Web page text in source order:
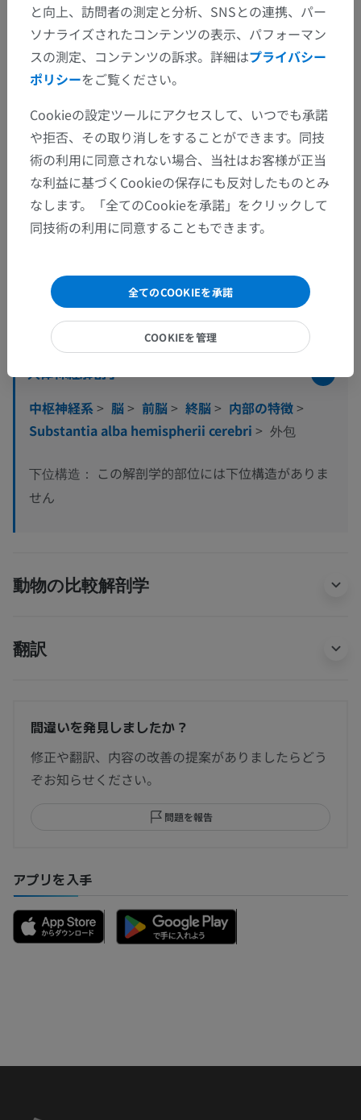
解剖学的階層
人体解剖学2
人体解剖学1
人体神経解剖学
中枢神経系> 脳> 前脳> 終脳> 内部の特徴>
Substantia alba hemispherii cerebri > 外包
下位構造：
この解剖学的部位には下位構造がありま
せん
動物の比較解剖学
翻訳
間違いを発見しましたか？
修正や翻訳、内容の改善の提案がありましたらどう
ぞお知らせください。
問題を報告
アプリを入手
と向上、訪問者の測定と分析、SNSとの連携、パー
ソナライズされたコンテンツの表示、パフォーマン
スの測定、コンテンツの訴求。詳細はプライバシー
ポリシーをご覧ください。
Cookieの設定ツールにアクセスして、いつでも承諾
や拒否、その取り消しをすることができます。同技
術の利用に同意されない場合、当社はお客様が正当
な利益に基づくCookieの保存にも反対したものとみ
なします。「全てのCookieを承諾」をクリックして
同技術の利用に同意することもできます。
全てのCOOKIEを承諾
COOKIEを管理